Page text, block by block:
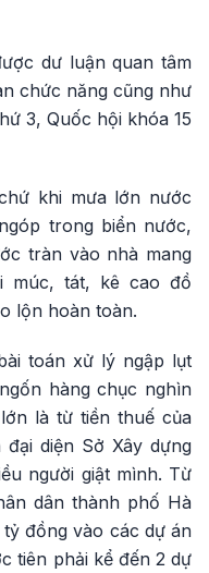
dư luận quan tâm
chức năng cũng như
3, Quốc hội khóa 15
khi mưa lớn nước
trong biển nước,
tràn vào nhà mang
múc, tát, kê cao đồ
lộn hoàn toàn.
toán xử lý ngập lụt
hàng chục nghìn
là từ tiền thuế của
diện Sở Xây dựng
người giật mình. Từ
dân thành phố Hà
đồng vào các dự án
tiên phải kể đến 2 dự